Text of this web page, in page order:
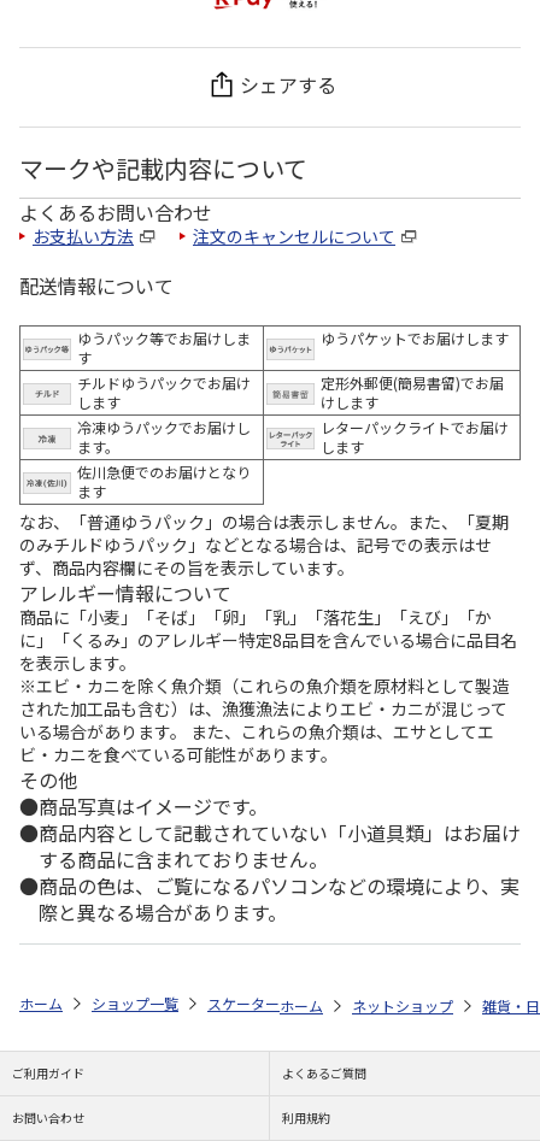
シェアする
マークや記載内容について
よくあるお問い合わせ
お支払い方法 注文のキャンセルについて
配送情報について
ゆうパック等でお届けしま
す
ゆうパケットでお届けします
チルドゆうパックでお届け
します
定形外郵便(簡易書留)でお届
けします
冷凍ゆうパックでお届けし
ます。
レターパックライトでお届け
します
佐川急便でのお届けとなり
ます
なお、「普通ゆうパック」の場合は表示しません。また、「夏期
のみチルドゆうパック」などとなる場合は、記号での表示はせ
ず、商品内容欄にその旨を表示しています。
アレルギー情報について
商品に「小麦」「そば」「卵」「乳」「落花生」「えび」「か
に」「くるみ」のアレルギー特定8品目を含んでいる場合に品目名
を表示します。
※エビ・カニを除く魚介類（これらの魚介類を原材料として製造
された加工品も含む）は、漁獲漁法によりエビ・カニが混じって
いる場合があります。 また、これらの魚介類は、エサとしてエ
ビ・カニを食べている可能性があります。
その他
商品写真はイメージです。
商品内容として記載されていない「小道具類」はお届け
する商品に含まれておりません。
商品の色は、ご覧になるパソコンなどの環境により、実
際と異なる場合があります。
ホーム ショップ一覧 スケーター ワンプッシュで開く調味料ポット
ホーム ネットショップ 雑貨・
ご利用ガイド よくあるご質問
お問い合わせ 利用規約